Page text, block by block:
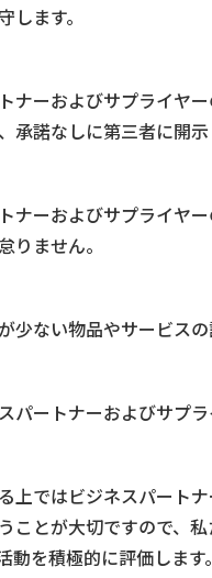
します。
ナーおよびサプライヤ
承諾なしに第三者に開示
ナーおよびサプライヤ
りません。
少ない物品やサービス
パートナーおよびサプ
上ではビジネスパート
ことが大切ですので、
動を積極的に評価します。